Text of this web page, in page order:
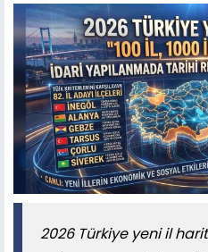
2026 Türkiye yeni il